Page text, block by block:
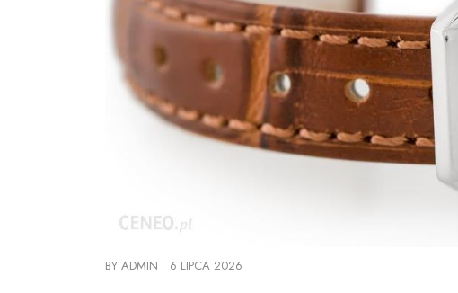
BY ADMIN 6 LIPCA 2026